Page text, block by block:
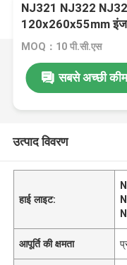
NJ321 NJ322
120x260x55mm
MOQ：10 पी.सी.एस
सबसे अच्छी
उत्पाद विवरण
हाई लाइट:
आपूर्ति की क्षमता